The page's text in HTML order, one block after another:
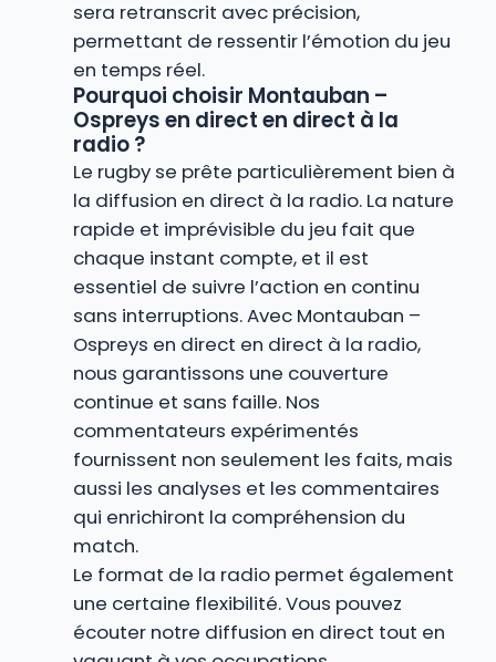
sera retranscrit avec précision,
permettant de ressentir l’émotion du jeu
en temps réel.
Pourquoi choisir Montauban –
Ospreys en direct en direct à la
radio ?
Le rugby se prête particulièrement bien à
la diffusion en direct à la radio. La nature
rapide et imprévisible du jeu fait que
chaque instant compte, et il est
essentiel de suivre l’action en continu
sans interruptions. Avec Montauban –
Ospreys en direct en direct à la radio,
nous garantissons une couverture
continue et sans faille. Nos
commentateurs expérimentés
fournissent non seulement les faits, mais
aussi les analyses et les commentaires
qui enrichiront la compréhension du
match.
Le format de la radio permet également
une certaine flexibilité. Vous pouvez
écouter notre diffusion en direct tout en